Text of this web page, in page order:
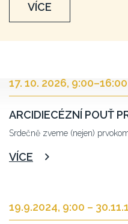
VÍCE
17. 10. 2026, 9:00–16:00
ARCIDIECÉZNÍ POUŤ
Srdečně zveme (nejen)
VÍCE
19.9.2024, 9:00 –